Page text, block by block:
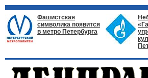
Фашистская
символика появится
в метро Петербурга